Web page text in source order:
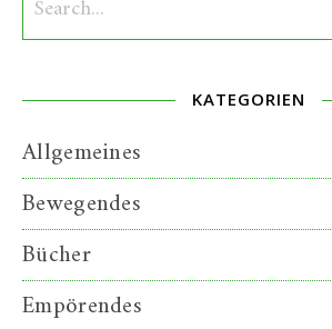
KATEGORIEN
Allgemeines
Bewegendes
Bücher
Empörendes